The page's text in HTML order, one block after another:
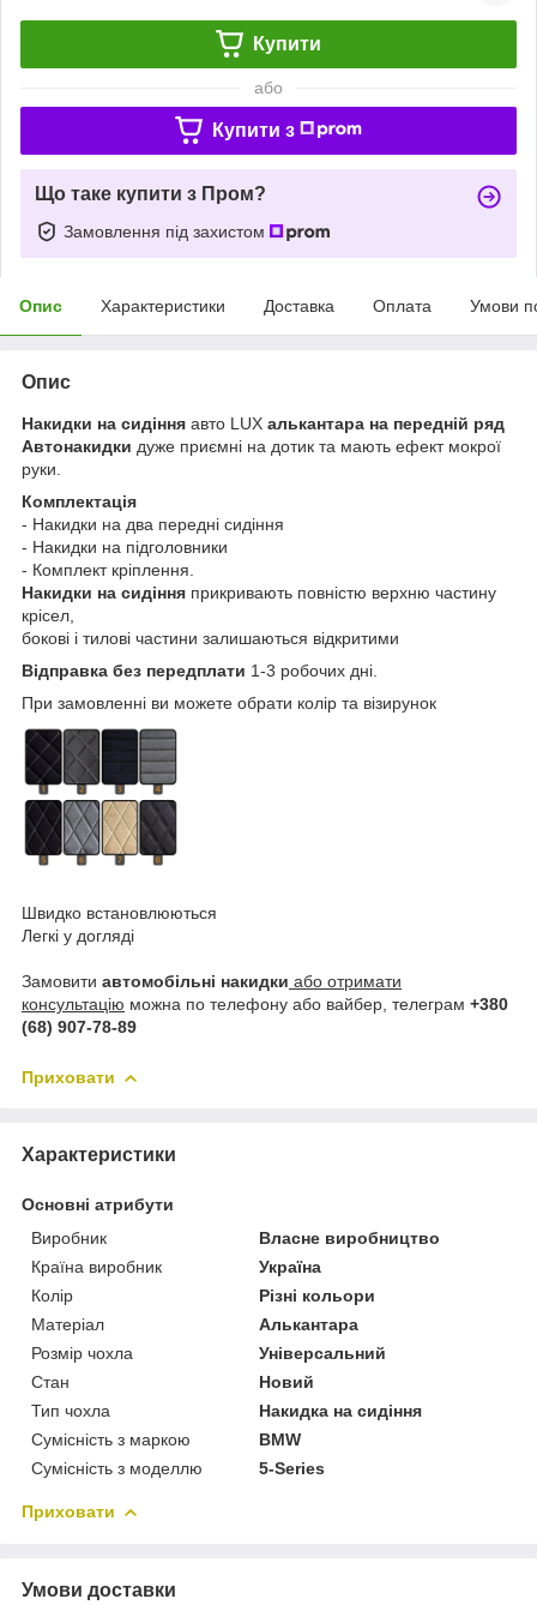
Купити
або
Купити з
Що таке купити з Пром?
Замовлення під захистом
Опис Характеристики Доставка Оплата Умови
Опис
Накидки на сидіння авто LUX алькантара на передній ряд
Автонакидки дуже приємні на дотик та мають ефект мокрої
руки.
Комплектація
- Накидки на два передні сидіння
- Накидки на підголовники
- Комплект кріплення.
Накидки на сидіння прикривають повністю верхню частину
крісел,
бокові і тилові частини залишаються відкритими
Відправка без передплати 1-3 робочих дні.
При замовленні ви можете обрати колір та візирунок
Швидко встановлюються
Легкі у догляді
Замовити автомобільні накидки або отримати
консультацію можна по телефону або вайбер, телеграм +380
(68) 907-78-89
Приховати
Характеристики
Основні атрибути
Виробник
Власне виробництво
Країна виробник
Україна
Колір
Різні кольори
Матеріал
Алькантара
Розмір чохла
Універсальний
Стан
Новий
Тип чохла
Накидка на сидіння
Сумісність з маркою
BMW
Сумісність з моделлю
5-Series
Приховати
Умови доставки